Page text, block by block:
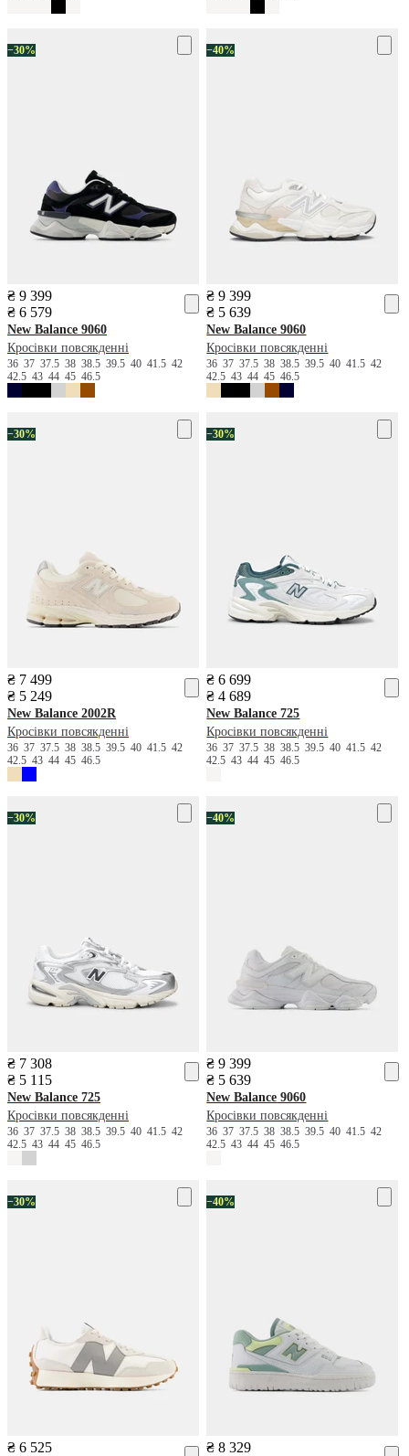
−30%
₴ 9 399
₴ 6 579
New Balance 9060
Кросівки повсякденні
36 37 37.5 38 38.5 39.5 40 41.5 42
42.5 43 44 45 46.5
−40%
₴ 9 399
₴ 5 639
New Balance 9060
Кросівки повсякденні
363737.53838.539.54041.542
42.543444546.5
−30%
₴ 7 499
₴ 5 249
New Balance 2002R
Кросівки повсякденні
36 37 37.5 38 38.5 39.5 40 41.5 42
42.5 43 44 45 46.5
−30%
₴ 6 699
₴ 4 689
New Balance 725
Кросівки повсякденні
363737.53838.539.54041.542
42.543444546.5
−30%
₴ 7 308
₴ 5 115
New Balance 725
Кросівки повсякденні
36 37 37.5 38 38.5 39.5 40 41.5 42
42.5 43 44 45 46.5
−40%
₴ 9 399
₴ 5 639
New Balance 9060
Кросівки повсякденні
363737.53838.539.54041.542
42.543444546.5
−30%
₴ 6 525
−40%
₴ 8 329